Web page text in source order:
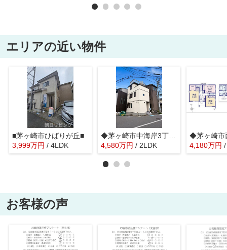
エリアの近い物件
■茅ヶ崎市ひばりが丘■
3,999万円 / 4LDK
◆茅ヶ崎市中海岸3丁目◆
4,580万円 / 2LDK
◆茅ヶ崎
4,180万円
お客様の声